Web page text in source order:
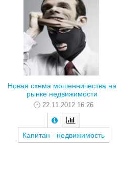
Новая схема мошенничества на
рынке недвижимости
22.11.2012 16:26
Капитан - недвижимость